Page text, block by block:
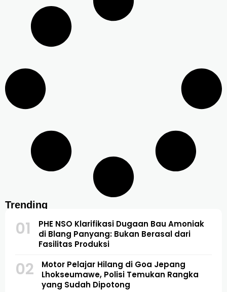
Trending
01
PHE NSO Klarifikasi Dugaan Bau Amoniak
di Blang Panyang: Bukan Berasal dari
Fasilitas Produksi
02
Motor Pelajar Hilang di Goa Jepang
Lhokseumawe, Polisi Temukan Rangka
yang Sudah Dipotong